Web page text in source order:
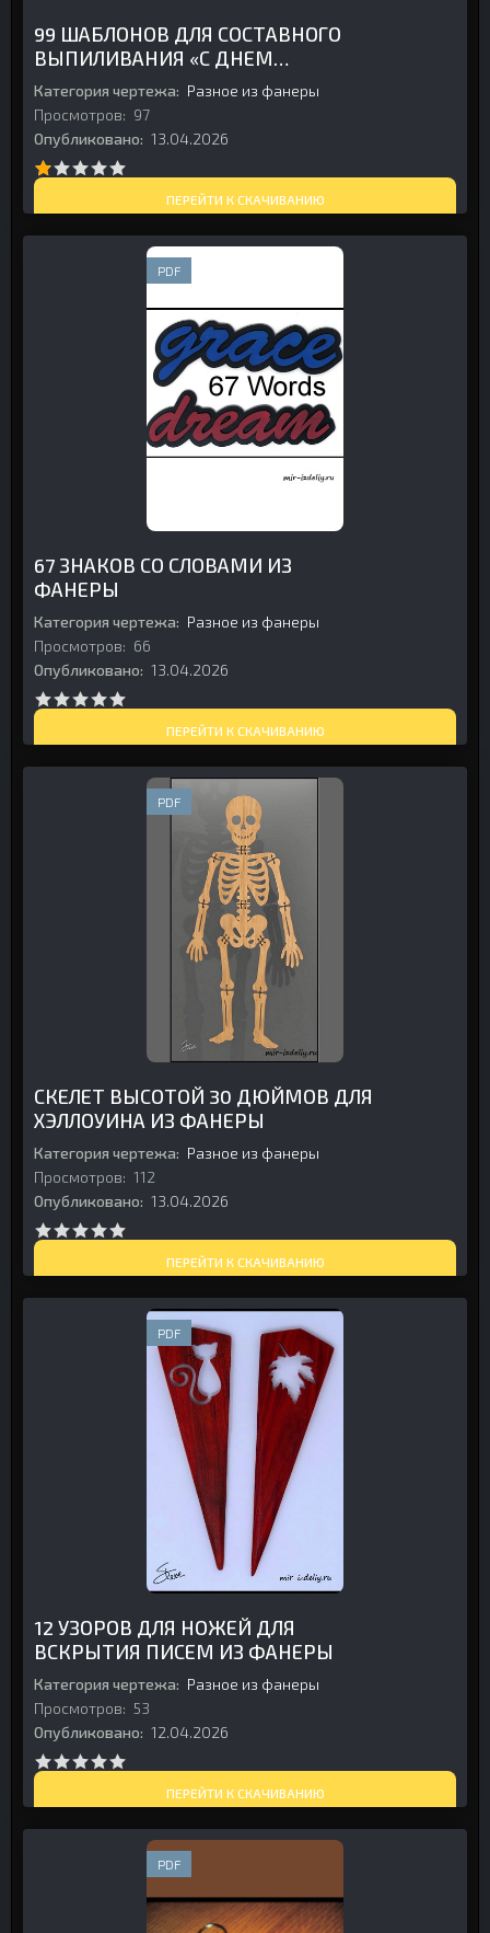
99 ШАБЛОНОВ ДЛЯ СОСТАВНОГО
ВЫПИЛИВАНИЯ «С ДНЕМ
РОЖДЕНИЯ» ИЗ ДЕРЕВА
Категория чертежа: Разное из фанеры
Просмотров: 97
Опубликовано: 13.04.2026
ПЕРЕЙТИ К СКАЧИВАНИЮ
PDF
67 ЗНАКОВ СО СЛОВАМИ ИЗ
ФАНЕРЫ
Категория чертежа: Разное из фанеры
Просмотров: 66
Опубликовано: 13.04.2026
ПЕРЕЙТИ К СКАЧИВАНИЮ
PDF
СКЕЛЕТ ВЫСОТОЙ 30 ДЮЙМОВ ДЛЯ
ХЭЛЛОУИНА ИЗ ФАНЕРЫ
Категория чертежа: Разное из фанеры
Просмотров: 112
Опубликовано: 13.04.2026
ПЕРЕЙТИ К СКАЧИВАНИЮ
PDF
12 УЗОРОВ ДЛЯ НОЖЕЙ ДЛЯ
ВСКРЫТИЯ ПИСЕМ ИЗ ФАНЕРЫ
Категория чертежа: Разное из фанеры
Просмотров: 53
Опубликовано: 12.04.2026
ПЕРЕЙТИ К СКАЧИВАНИЮ
PDF